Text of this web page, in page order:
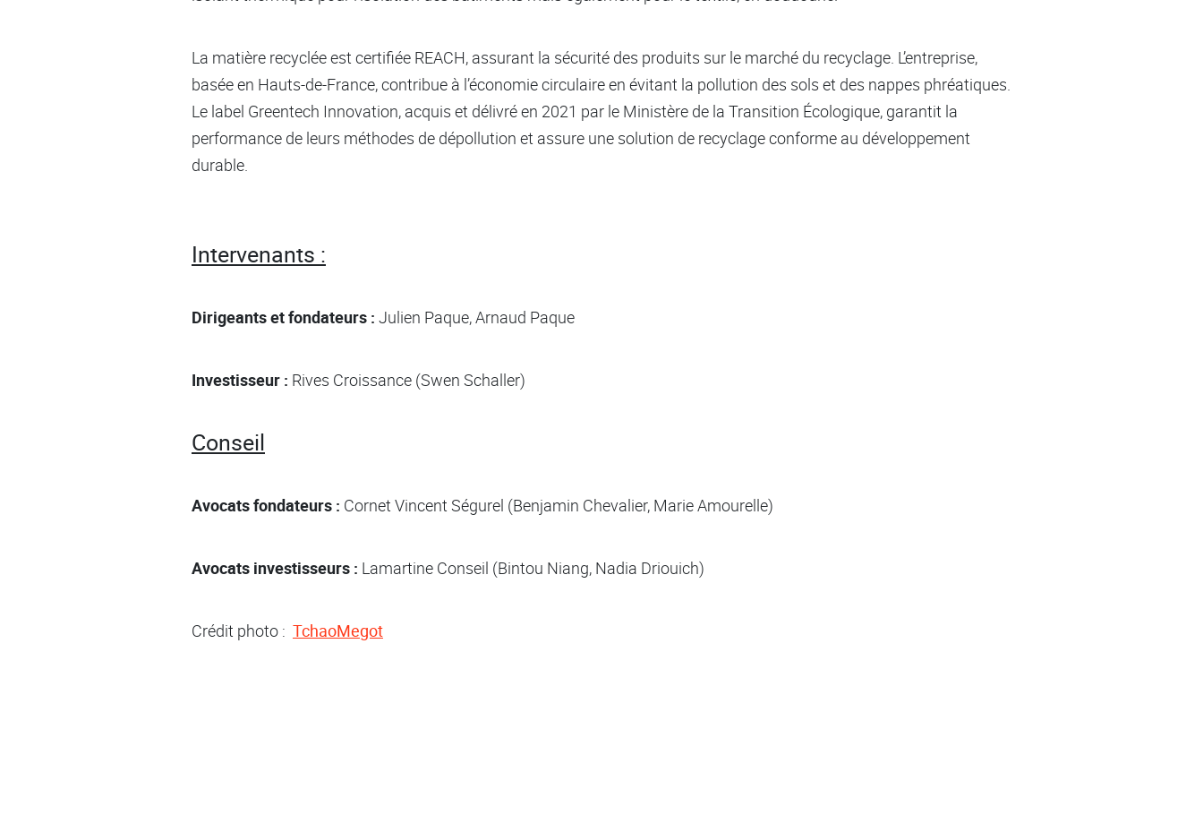
La matière recyclée est certifiée REACH, assurant la sécurité des produits sur le marché du recyclage. L’entreprise,
basée en Hauts-de-France, contribue à l’économie circulaire en évitant la pollution des sols et des nappes phréatiques.
Le label Greentech Innovation, acquis et délivré en 2021 par le Ministère de la Transition Écologique, garantit la
performance de leurs méthodes de dépollution et assure une solution de recyclage conforme au développement
durable.
Intervenants :
Dirigeants et fondateurs : Julien Paque, Arnaud Paque
Investisseur : Rives Croissance (Swen Schaller)
Conseil
Avocats fondateurs : Cornet Vincent Ségurel (Benjamin Chevalier, Marie Amourelle)
Avocats investisseurs : Lamartine Conseil (Bintou Niang, Nadia Driouich)
Crédit photo : TchaoMegot